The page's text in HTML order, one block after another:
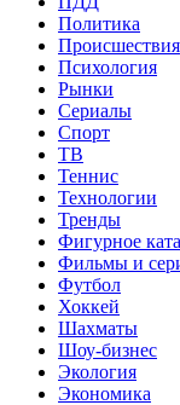
Политика
Происшествия
Психология
Рынки
Сериалы
Спорт
ТВ
Теннис
Технологии
Тренды
Фигурное
Фильмы и
Футбол
Хоккей
Шахматы
Шоу-бизнес
Экология
Экономика